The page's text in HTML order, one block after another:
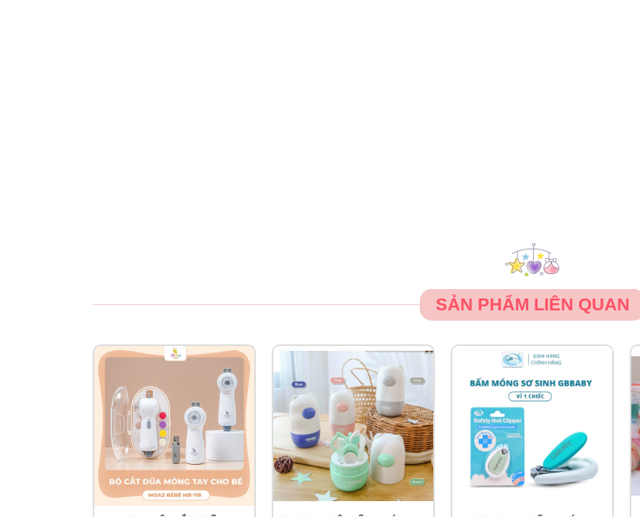
SẢN PHẨM LIÊN QUAN